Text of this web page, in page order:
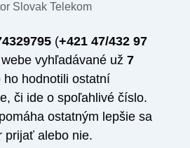
Slovak Telekom
(+421 47/432 97
vyhľadávané už 7
ho hodnotili ostatní
či ide o spoľahlivé číslo.
ostatným lepšie sa
prijať alebo nie.